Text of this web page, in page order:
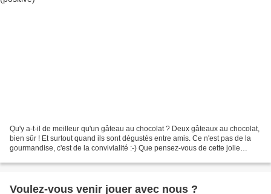
Qu'y a-t-il de meilleur qu'un gâteau au chocolat ? Deux gâteaux au chocolat,
bien sûr ! Et surtout quand ils sont dégustés entre amis. Ce n'est pas de la
gourmandise, c'est de la convivialité :-) Que pensez-vous de cette jolie
Voulez-vous venir jouer avec nous ?